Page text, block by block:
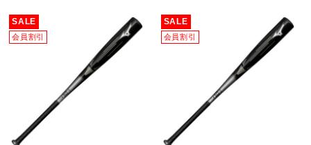
SALE
会員割引
SALE
会員割引